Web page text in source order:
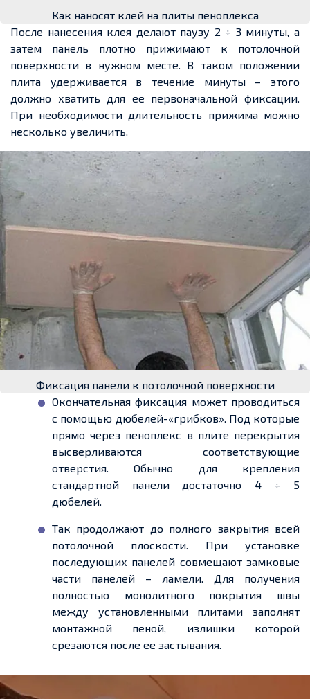
Как наносят клей на плиты пеноплекса
После нанесения клея делают паузу 2 ÷ 3 минуты, а
затем панель плотно прижимают к потолочной
поверхности в нужном месте. В таком положении
плита удерживается в течение минуты – этого
должно хватить для ее первоначальной фиксации.
При необходимости длительность прижима можно
несколько увеличить.
Фиксация панели к потолочной поверхности
Окончательная фиксация может проводиться
с помощью дюбелей-«грибков». Под которые
прямо через пеноплекс в плите перекрытия
высверливаются соответствующие
отверстия. Обычно для крепления
стандартной панели достаточно 4 ÷ 5
дюбелей.
Так продолжают до полного закрытия всей
потолочной плоскости. При установке
последующих панелей совмещают замковые
части панелей – ламели. Для получения
полностью монолитного покрытия швы
между установленными плитами заполнят
монтажной пеной, излишки которой
срезаются после ее застывания.